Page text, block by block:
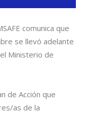
comunica que
se llevó adelante
Ministerio de
de Acción que
as de la